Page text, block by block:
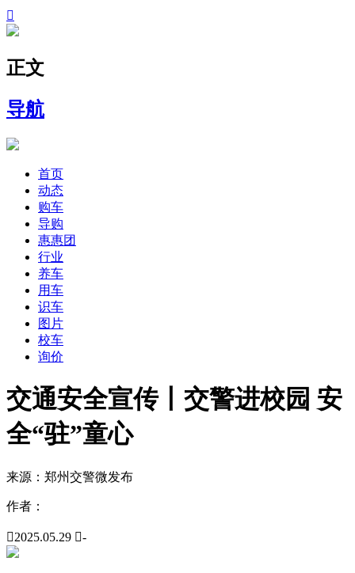

正文
导航
首页
动态
购车
导购
惠惠团
行业
养车
用车
识车
图片
校车
询价
交通安全宣传丨交警进校园 安
全“驻”童心
来源： 郑州交警微发布
作者：
2025.05.29 -